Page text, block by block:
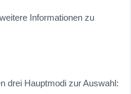
Informationen zu
drei Hauptmodi zur Auswahl: